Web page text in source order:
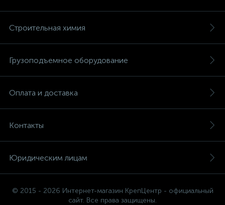
Строительная химия
Грузоподъемное оборудование
Оплата и доставка
Контакты
Юридическим лицам
© 2015 - 2026 Интернет-магазин КрепЦентр - официальный
сайт. Все права защищены.